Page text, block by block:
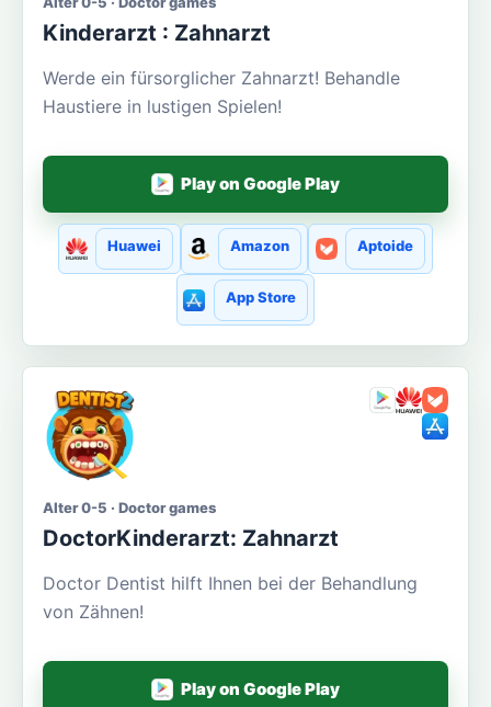
Kinderarzt : Zahnarzt
Werde ein fürsorglicher Zahnarzt! Behandle
Haustiere in lustigen Spielen!
Play on Google Play
Huawei Amazon Aptoide
App Store
Alter 0-5 · Doctor games
DoctorKinderarzt: Zahnarzt
Doctor Dentist hilft Ihnen bei der Behandlung
von Zähnen!
Play on Google Play